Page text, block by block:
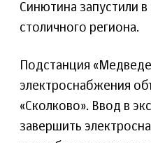
Синютина запустили
столичного региона.
Подстанция
электроснабжения
«Сколково». Ввод в
завершить